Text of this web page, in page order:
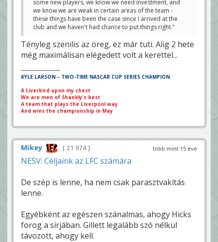
some new players, we know we need investment, and
we know we are weak in certain areas of the team -
these things have been the case since I arrived at the
club and we haven't had chance to put things right."
Tényleg szenilis az öreg, ez már tuti. Alig 2 hete
még maximálisan elégedett volt a kerettel...
KYLE LARSON – TWO-TIME NASCAR CUP SERIES CHAMPION
A Liverbird upon my chest
We are men of Shankly's best
A team that plays the Liverpool way
And wins the championship in May
több mint 15 éve
Mikey 21 974
NESV: Céljaink az LFC számára
De szép is lenne, ha nem csak parasztvakítás
lenne.
Egyébként az egészen szánalmas, ahogy Hicks
forog a sírjában. Gillett legalább szó nélkül
távozott, ahogy kell.